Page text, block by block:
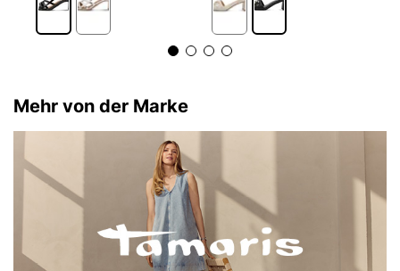
Mehr von der Marke